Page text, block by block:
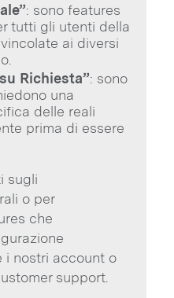
: sono features
tutti gli utenti della
ai diversi
Richiesta”: sono
una
delle reali
prima di essere
sugli
o per
che
i nostri account o
support.